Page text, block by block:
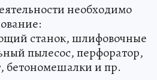
необходимо
станок, шлифовочные
пылесос, перфоратор,
бетономешалки и пр.